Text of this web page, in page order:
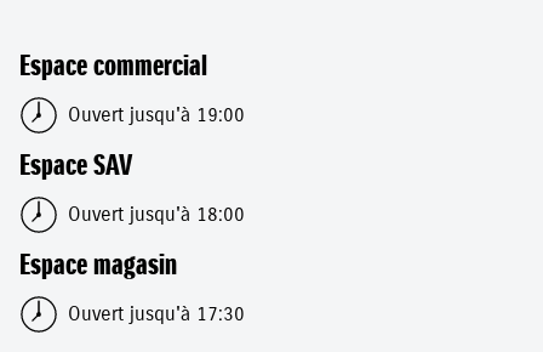
Espace commercial
Ouvert jusqu'à 19:00
Espace SAV
Ouvert jusqu'à 18:00
Espace magasin
Ouvert jusqu'à 17:30